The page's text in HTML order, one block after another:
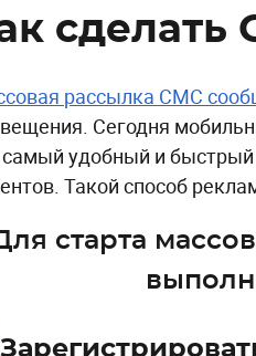
рассылка СМС
Сегодня
самый удобный и быстрый
Такой способ
старта